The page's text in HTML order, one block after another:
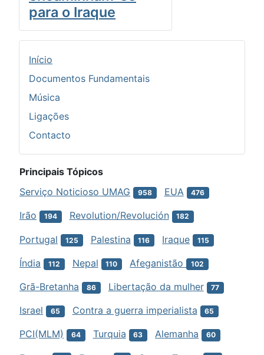
para o Iraque
Início
Documentos Fundamentais
Música
Ligações
Contacto
Principais Tópicos
Serviço Noticioso UMAG
958 EUA 476
Irão 194 Revolution/Revolución 182
Portugal 125 Palestina 116 Iraque 115
Índia 112 Nepal 110 Afeganistão 102
Grã-Bretanha 86 Libertação da mulher 77
Israel 65 Contra a guerra imperialista 65
PCI(MLM) 64 Turquia 63 Alemanha 60